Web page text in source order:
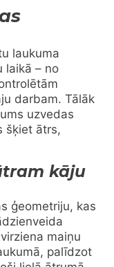
laukuma
laikā – no
darbam. Tālāk
uzvedas
šķiet ātrs,
kāju
ģeometriju, kas
maiņu
palīdzot